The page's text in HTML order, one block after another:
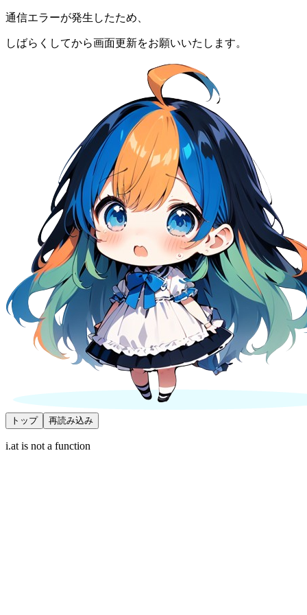
通信エラーが発生したため、
しばらくしてから画面更新をお願いいたします。
トップ 再読み込み
i.at is not a function